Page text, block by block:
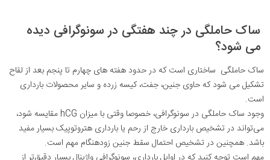
ساک حاملگی در چند هفتگی در سونوگرافی دیده
می شود؟
ساک حاملگی ساختاری است که در حدود هفته های چهارم تا پنجم بعد از لقاح
تشکیل می شود که حاوی جنین، جفت، کیسه زرده و سایر محصولات بارداری
است.
وجود ساک حاملگی در سونوگرافی، خصوصا وقتی با میزان hCG مقایسه شود،
می‌تواند در تشخیص بارداری خارج از رحم یا بارداری هتروتوپیک بسیار مفید
باشد. همچنین در تشخیص احتمال سقط جنین زودهنگام مهم است.